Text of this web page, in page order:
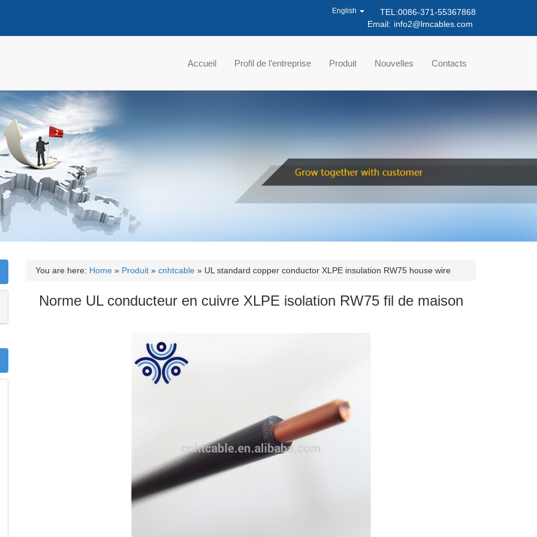
TEL:0086-371-55367868
Email: info2@lmcables.com
English
Accueil Profil de l’entreprise Produit Nouvelles Contacts
You are here: Home » Produit » cnhtcable » UL standard copper conductor XLPE insulation RW75 house wire
Norme UL conducteur en cuivre XLPE isolation RW75 fil de maison